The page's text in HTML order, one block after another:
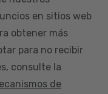
en sitios web
obtener más
para no recibir
consulte la
de